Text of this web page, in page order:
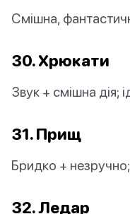
Смішна,
30. Хрюкати
Звук + смішна дія;
31. Прищ
Бридко +
32. Ледар